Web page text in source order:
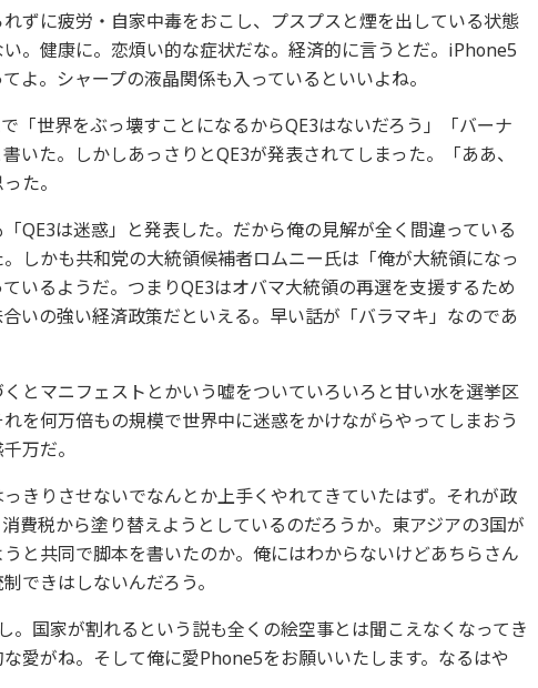
ずに疲労・自家中毒をおこし、プスプスと煙を出している状態
。健康に。恋煩い的な症状だな。経済的に言うとだ。iPhone5
よ。シャープの液晶関係も入っているといいよね。
「世界をぶっ壊すことになるからQE3はないだろう」「バーナ
いた。しかしあっさりとQE3が発表されてしまった。「ああ、
た。
QE3は迷惑」と発表した。だから俺の見解が全く間違っている
しかも共和党の大統領候補者ロムニー氏は「俺が大統領になっ
いるようだ。つまりQE3はオバマ大統領の再選を支援するため
いの強い経済政策だといえる。早い話が「バラマキ」なのであ
とマニフェストとかいう嘘をついていろいろと甘い水を選挙区
を何万倍もの規模で世界中に迷惑をかけながらやってしまおう
万だ。
きりさせないでなんとか上手くやれてきていたはず。それが政
費税から塗り替えようとしているのだろうか。東アジアの3国が
と共同で脚本を書いたのか。俺にはわからないけどあちらさん
できはしないんだろう。
。国家が割れるという説も全くの絵空事とは聞こえなくなってき
愛がね。そして俺に愛Phone5をお願いいたします。なるはや